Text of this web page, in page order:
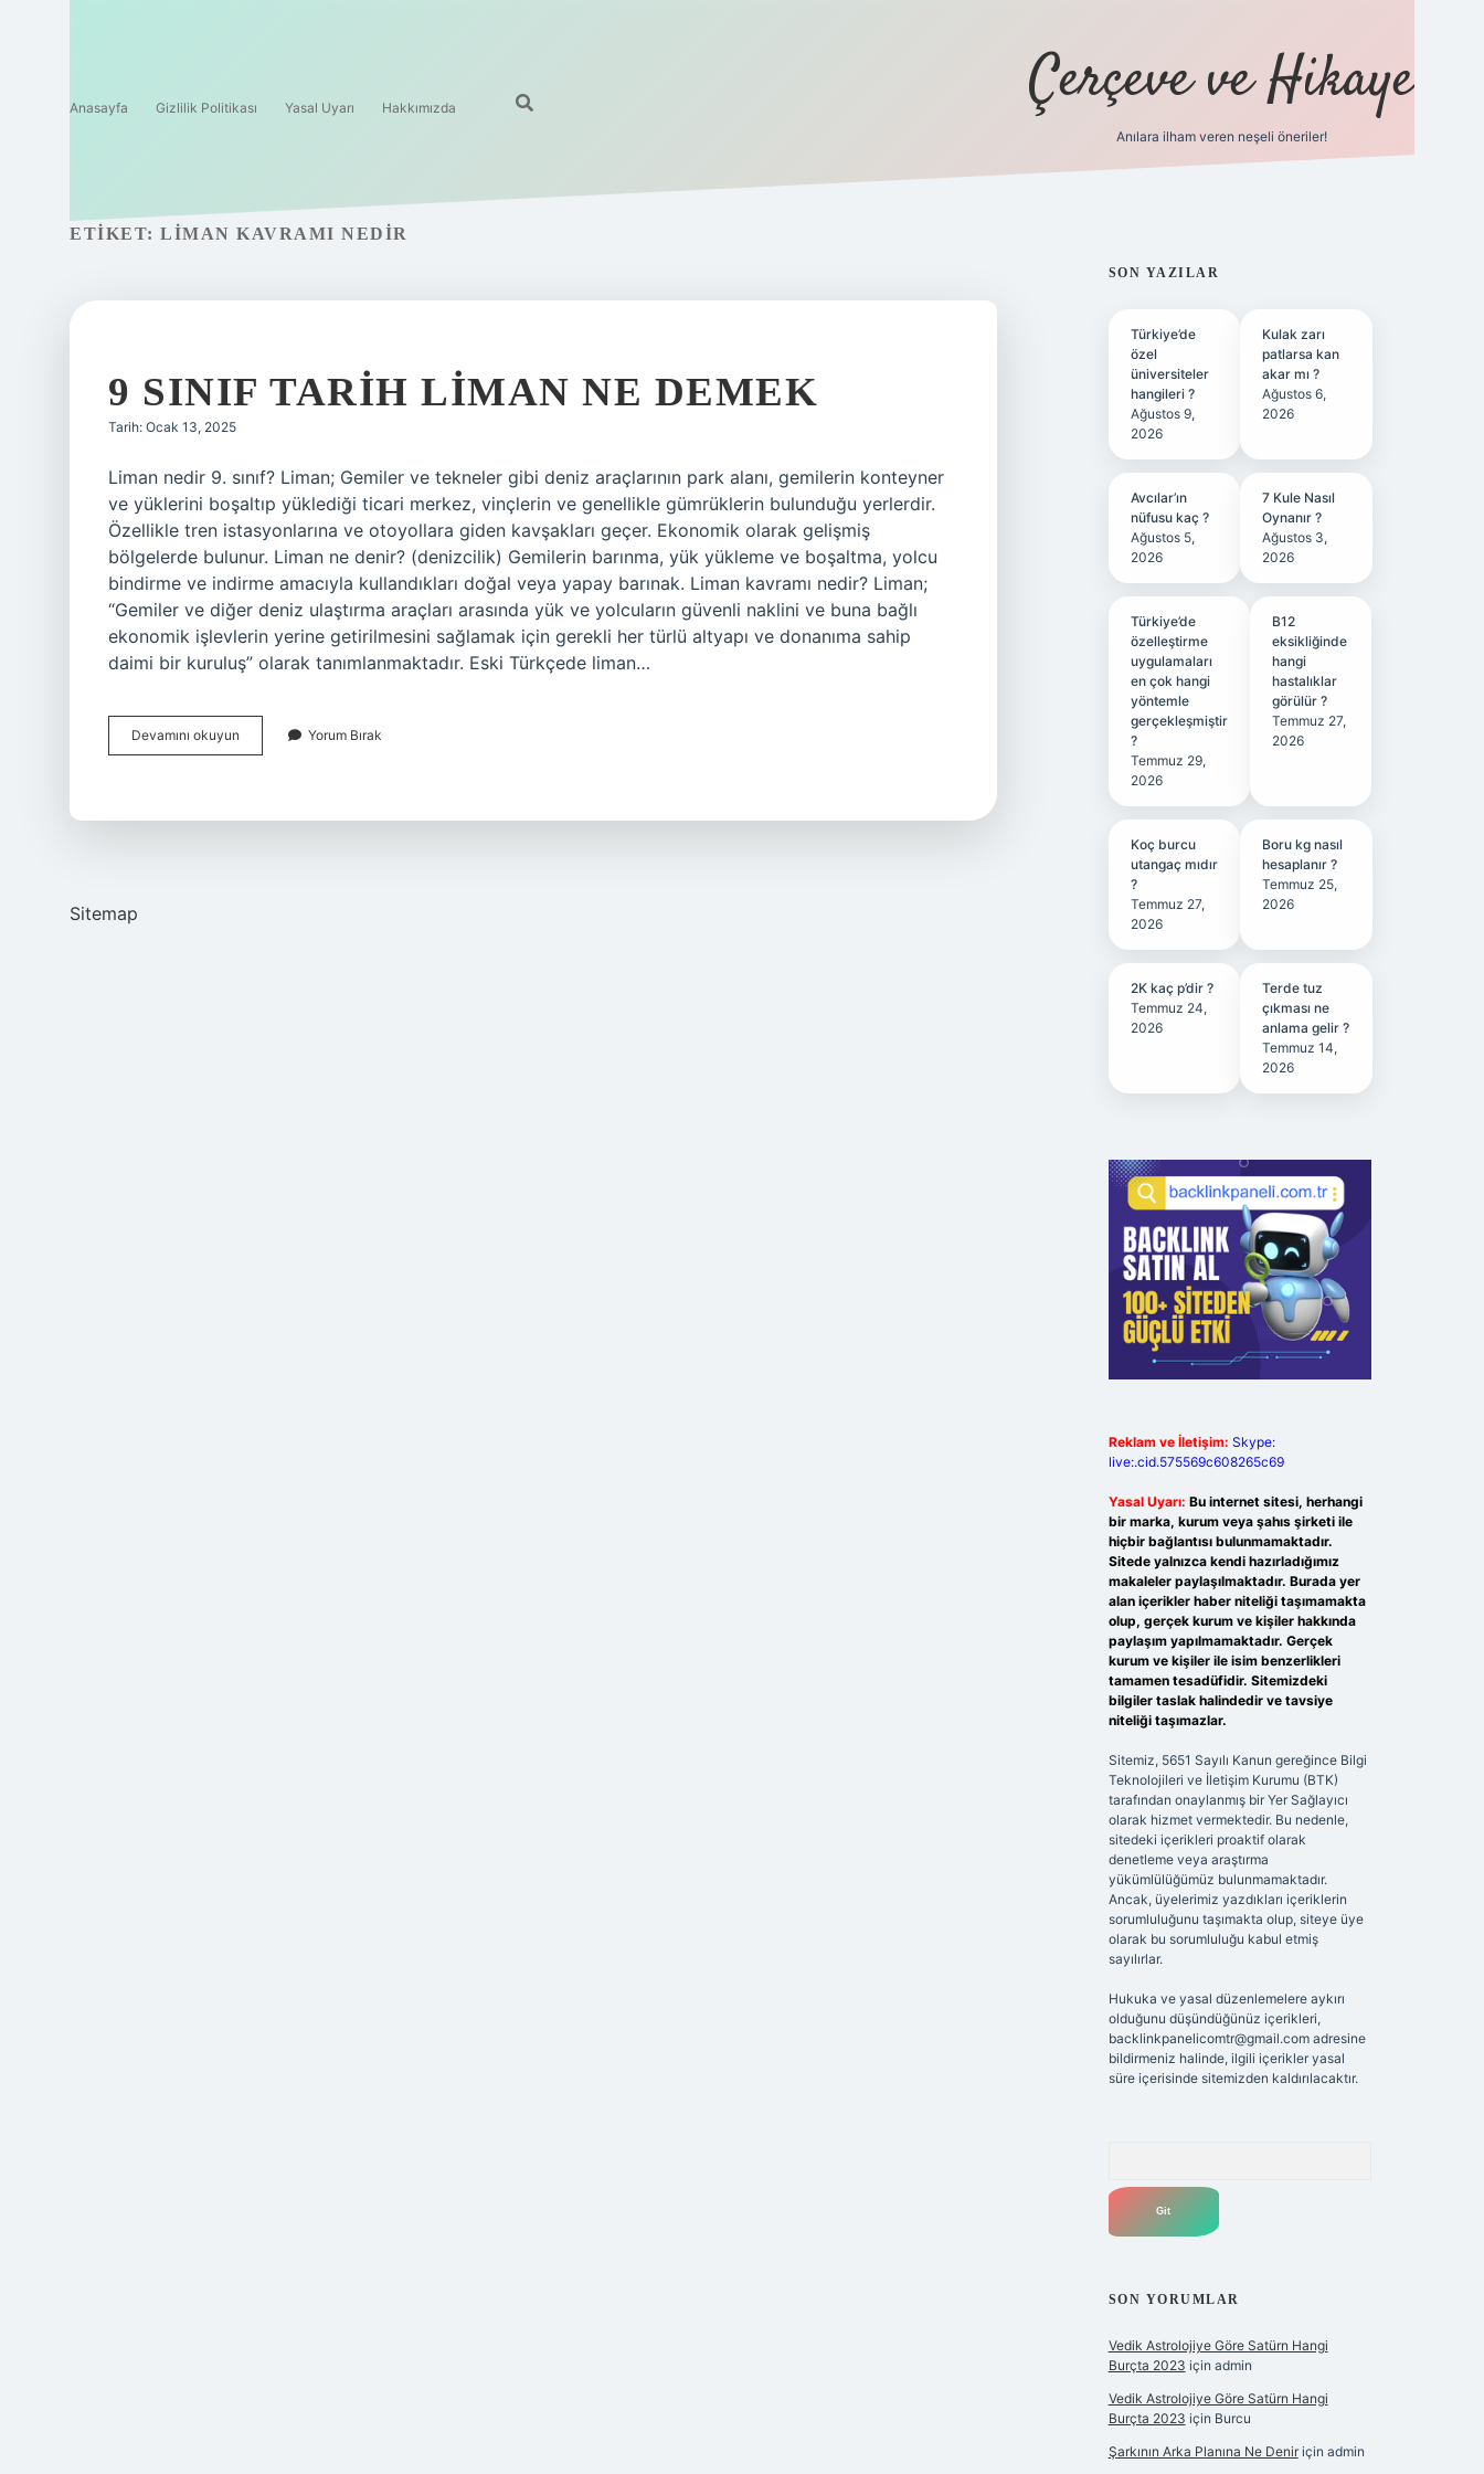
Anasayfa Gizlilik Politikası Yasal Uyarı Hakkımızda Çerçeve ve Hikaye
Anılara ilham veren neşeli öneriler!
ETIKET: LIMAN KAVRAMI NEDIR
9 SINIF TARIH LIMAN NE DEMEK
Tarih: Ocak 13, 2025
Liman nedir 9. sınıf? Liman; Gemiler ve tekneler gibi deniz araçlarının park alanı, gemilerin konteyner
ve yüklerini boşaltıp yüklediği ticari merkez, vinçlerin ve genellikle gümrüklerin bulunduğu yerlerdir.
Özellikle tren istasyonlarına ve otoyollara giden kavşakları geçer. Ekonomik olarak gelişmiş
bölgelerde bulunur. Liman ne denir? (denizcilik) Gemilerin barınma, yük yükleme ve boşaltma, yolcu
bindirme ve indirme amacıyla kullandıkları doğal veya yapay barınak. Liman kavramı nedir? Liman;
“Gemiler ve diğer deniz ulaştırma araçları arasında yük ve yolcuların güvenli naklini ve buna bağlı
ekonomik işlevlerin yerine getirilmesini sağlamak için gerekli her türlü altyapı ve donanıma sahip
daimi bir kuruluş” olarak tanımlanmaktadır. Eski Türkçede liman…
Devamını okuyun
Sınıf
Yorum Bırak
Sitemap
SIDEBAR
SON YAZILAR
Türkiye’de
özel
üniversiteler
hangileri ?
Ağustos 9,
2026
Kulak zarı
patlarsa kan
akar mı ?
Ağustos 6,
2026
Avcılar’ın
nüfusu kaç ?
Ağustos 5,
2026
7 Kule Nasıl
Oynanır ?
Ağustos 3,
2026
Türkiye’de
özelleştirme
uygulamaları
en çok hangi
yöntemle
gerçekleşmiştir
?
Temmuz 29,
2026
B12
eksikliğinde
hangi
hastalıklar
görülür ?
Temmuz 27,
2026
Koç burcu
utangaç mıdır
?
Temmuz 27,
2026
Boru kg nasıl
hesaplanır ?
Temmuz 25,
2026
2K kaç p’dir ?
Temmuz 24,
2026
Terde tuz
çıkması ne
anlama gelir ?
Temmuz 14,
2026
Reklam ve İletişim: Skype:
live:.cid.575569c608265c69
Yasal Uyarı: Bu internet sitesi, herhangi
bir marka, kurum veya şahıs şirketi ile
hiçbir bağlantısı bulunmamaktadır.
Sitede yalnızca kendi hazırladığımız
makaleler paylaşılmaktadır. Burada yer
alan içerikler haber niteliği taşımamakta
olup, gerçek kurum ve kişiler hakkında
paylaşım yapılmamaktadır. Gerçek
kurum ve kişiler ile isim benzerlikleri
tamamen tesadüfidir. Sitemizdeki
bilgiler taslak halindedir ve tavsiye
niteliği taşımazlar.
Sitemiz, 5651 Sayılı Kanun gereğince Bilgi
Teknolojileri ve İletişim Kurumu (BTK)
tarafından onaylanmış bir Yer Sağlayıcı
olarak hizmet vermektedir. Bu nedenle,
sitedeki içerikleri proaktif olarak
denetleme veya araştırma
yükümlülüğümüz bulunmamaktadır.
Ancak, üyelerimiz yazdıkları içeriklerin
sorumluluğunu taşımakta olup, siteye üye
olarak bu sorumluluğu kabul etmiş
sayılırlar.
Hukuka ve yasal düzenlemelere aykırı
olduğunu düşündüğünüz içerikleri,
backlinkpanelicomtr@gmail.comadresine
bildirmeniz halinde, ilgili içerikler yasal
süre içerisinde sitemizden kaldırılacaktır.
SON YORUMLAR
Vedik Astrolojiye Göre Satürn Hangi
Burçta 2023 için admin
Vedik Astrolojiye Göre Satürn Hangi
Burçta 2023 için Burcu
Şarkının Arka Planına Ne Deniriçin admin